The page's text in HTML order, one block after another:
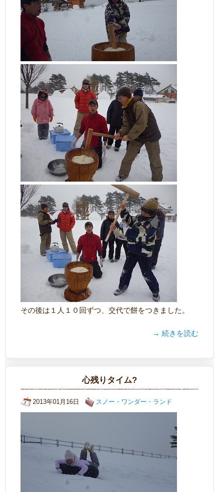
その後は１人１０回ずつ、交代で餅をつきました。
→ 続きを読む
心残りタイム?
2013年01月16日 スノー・ワンダー・ランド